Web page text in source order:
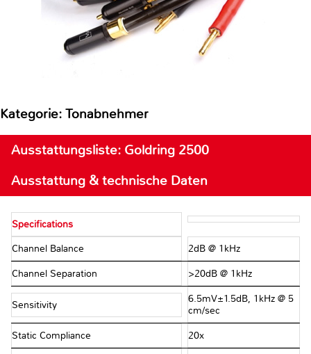
Kategorie: Tonabnehmer
Ausstattungsliste: Goldring 2500
Ausstattung & technische Daten
Specifications
Channel Balance 2dB @ 1kHz
Channel Separation >20dB @ 1kHz
Sensitivity
6.5mV±1.5dB, 1kHz @ 5
cm/sec
Static Compliance 20x